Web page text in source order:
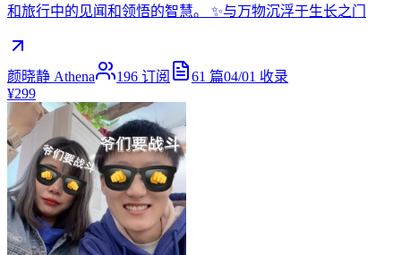
和旅行中的见闻和领悟的智慧。 ✨与万物沉浮于生长之门
颜晓静 Athena 196 订阅 61 篇04/01 收录
¥299